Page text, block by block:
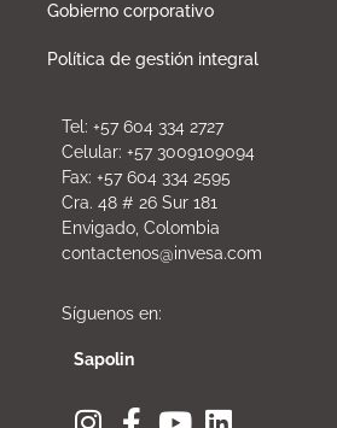
Gobierno corporativo
Política de gestión integral
Tel: +57 604 334 2727
Celular: +57 3009109094
Fax: +57 604 334 2595
Cra. 48 # 26 Sur 181
Envigado, Colombia
contactenos@invesa.com
Síguenos en:
Sapolin